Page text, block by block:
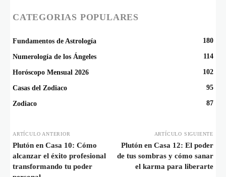
CATEGORIAS POPULARES
Fundamentos de Astrología 180
Numerología de los Ángeles 114
Horóscopo Mensual 2026 102
Casas del Zodiaco 95
Zodiaco 87
ARTÍCULO ANTERIOR
Plutón en Casa 10: Cómo
alcanzar el éxito profesional
transformando tu poder
ARTÍCULO SIGUIENTE
Plutón en Casa 12: El poder
de tus sombras y cómo sanar
el karma para liberarte